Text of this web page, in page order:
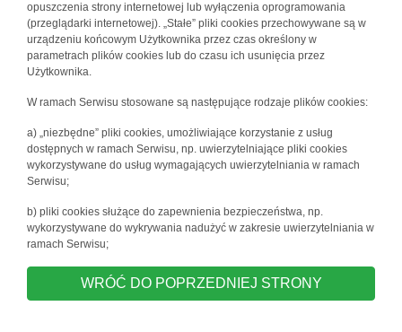
opuszczenia strony internetowej lub wyłączenia oprogramowania
(przeglądarki internetowej). „Stałe” pliki cookies przechowywane są w
urządzeniu końcowym Użytkownika przez czas określony w
parametrach plików cookies lub do czasu ich usunięcia przez
Użytkownika.
W ramach Serwisu stosowane są następujące rodzaje plików cookies:
a) „niezbędne” pliki cookies, umożliwiające korzystanie z usług
dostępnych w ramach Serwisu, np. uwierzytelniające pliki cookies
wykorzystywane do usług wymagających uwierzytelniania w ramach
Serwisu;
b) pliki cookies służące do zapewnienia bezpieczeństwa, np.
wykorzystywane do wykrywania nadużyć w zakresie uwierzytelniania w
ramach Serwisu;
WRÓĆ DO POPRZEDNIEJ STRONY